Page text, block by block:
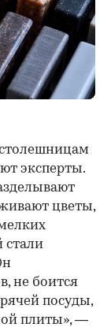
эксперты.
цветы,
стали
не боится
посуды,
плиты», —